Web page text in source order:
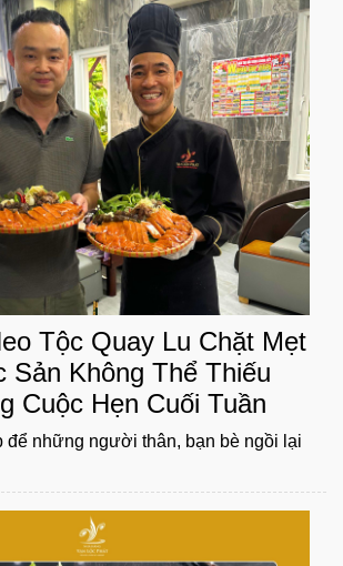
Tộc Quay Lu Chặt Mẹt
Sản Không Thể Thiếu
Cuộc Hẹn Cuối Tuần
để những người thân, bạn bè ngồi lại